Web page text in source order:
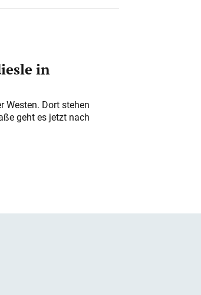
in
Westen. Dort stehen
geht es jetzt nach